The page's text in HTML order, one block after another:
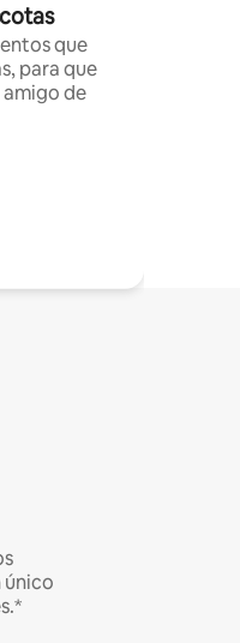
que
para que
amigo de
único